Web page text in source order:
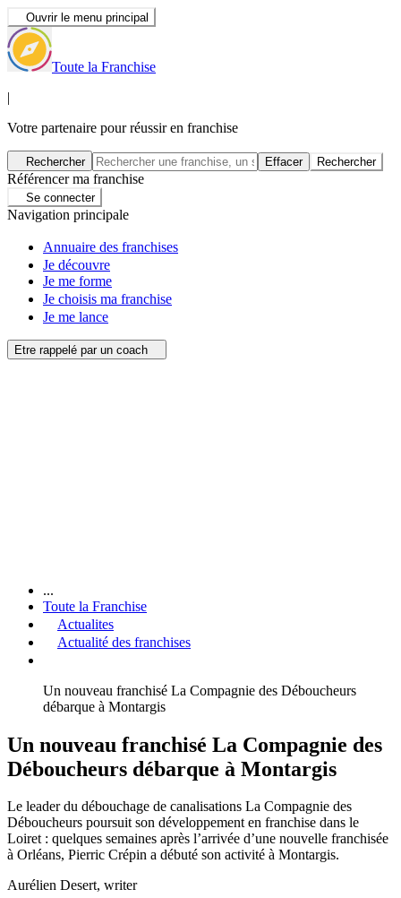
Ouvrir le menu principal
Toute la Franchise
|
Votre partenaire pour réussir en franchise
Rechercher Effacer Rechercher
Référencer ma franchise
Se connecter
Navigation principale
Annuaire des franchises
Je découvre
Je me forme
Je choisis ma franchise
Je me lance
Etre rappelé par un coach
...
Toute la Franchise
Actualites
Actualité des franchises
Un nouveau franchisé La Compagnie des Déboucheurs
débarque à Montargis
Un nouveau franchisé La Compagnie des
Déboucheurs débarque à Montargis
Le leader du débouchage de canalisations La Compagnie des
Déboucheurs poursuit son développement en franchise dans le
Loiret : quelques semaines après l’arrivée d’une nouvelle franchisée
à Orléans, Pierric Crépin a débuté son activité à Montargis.
Aurélien Desert, writer